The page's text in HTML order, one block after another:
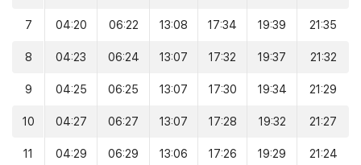
7 04:20 06:22 13:08 17:34 19:39 21:35
8 04:23 06:24 13:07 17:32 19:37 21:32
9 04:25 06:25 13:07 17:30 19:34 21:29
10 04:27 06:27 13:07 17:28 19:32 21:27
11 04:29 06:29 13:06 17:26 19:29 21:24